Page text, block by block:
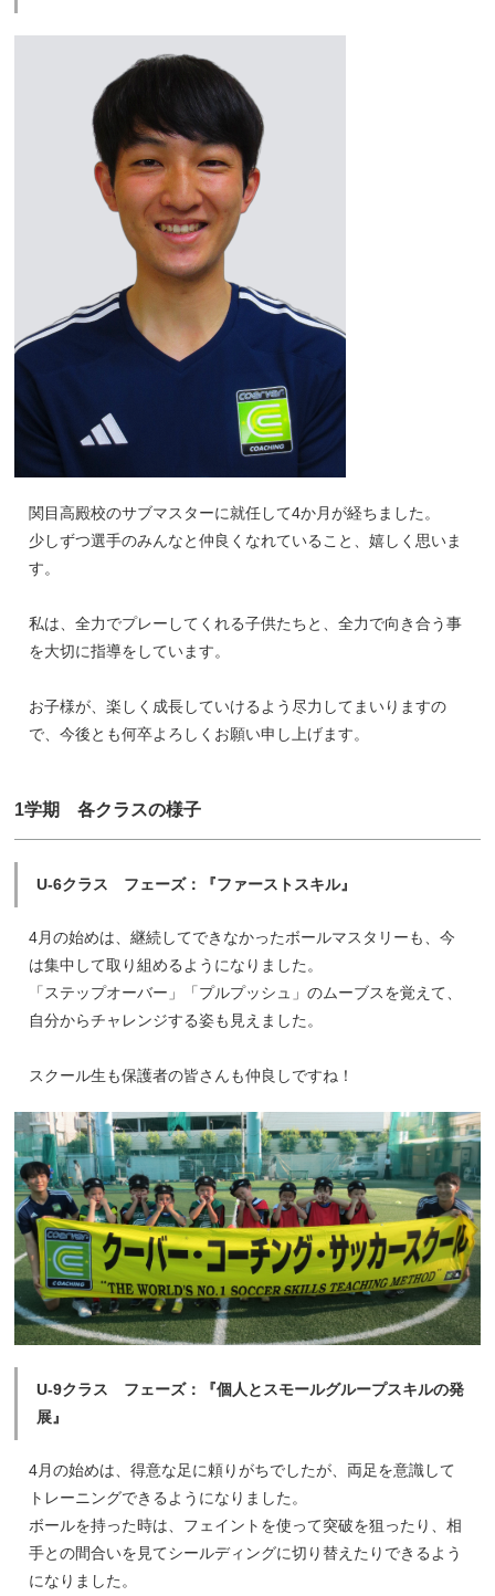
関目高殿校のサブマスターに就任して4か月が経ちました。
少しずつ選手のみんなと仲良くなれていること、嬉しく思いま
す。
私は、全力でプレーしてくれる子供たちと、全力で向き合う事
を大切に指導をしています。
お子様が、楽しく成長していけるよう尽力してまいりますの
で、今後とも何卒よろしくお願い申し上げます。
1学期 各クラスの様子
U-6クラス フェーズ：『ファーストスキル』
4月の始めは、継続してできなかったボールマスタリーも、今
は集中して取り組めるようになりました。
「ステップオーバー」「プルプッシュ」のムーブスを覚えて、
自分からチャレンジする姿も見えました。
スクール生も保護者の皆さんも仲良しですね！
U-9クラス フェーズ：『個人とスモールグループスキルの発
展』
4月の始めは、得意な足に頼りがちでしたが、両足を意識して
トレーニングできるようになりました。
ボールを持った時は、フェイントを使って突破を狙ったり、相
手との間合いを見てシールディングに切り替えたりできるよう
になりました。